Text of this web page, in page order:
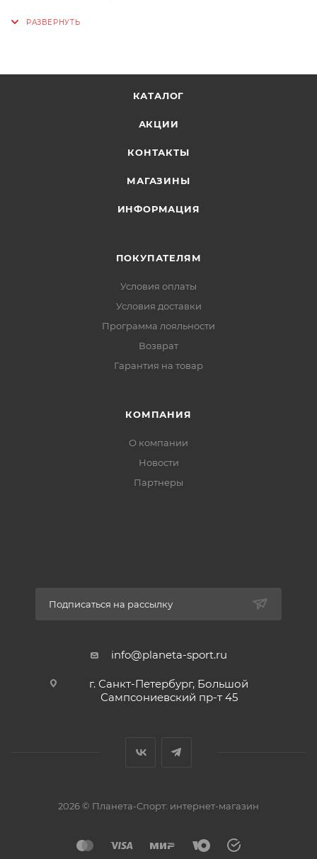
Два боковых кармана на молниях — удобные и
надёжные для хранения мелочей
КАТАЛОГ
АКЦИИ
КОНТАКТЫ
МАГАЗИНЫ
ИНФОРМАЦИЯ
ПОКУПАТЕЛЯМ
Условия оплаты
Условия доставки
Программа лояльности
Возврат
Гарантия на товар
КОМПАНИЯ
О компании
Новости
Партнеры
Подписаться на рассылку
info@planeta-sport.ru
г. Санкт-Петербург, Большой
Сампсониевский пр-т 45
2026 © Планета-Спорт: интернет-магазин